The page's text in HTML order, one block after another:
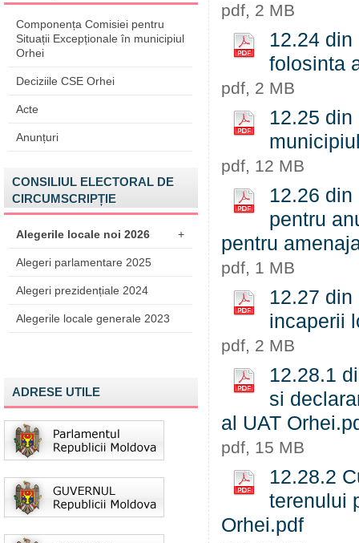
Componența Comisiei pentru
Situații Excepționale în municipiul
Orhei
Deciziile CSE Orhei
Acte
Anunțuri
CONSILIUL ELECTORAL DE
CIRCUMSCRIPȚIE
Alegerile locale noi 2026 +
Alegeri parlamentare 2025
Alegeri prezidențiale 2024
Alegerile locale generale 2023
ADRESE UTILE
pdf, 2 MB
12.24
folosinta
pdf, 2 MB
12.25
pdf, 12 MB
12.26
pentru
pentru
pdf, 1 MB
12.27
incaperii
pdf, 2 MB
12.28.1
si
al UAT
pdf, 15 MB
12.28.2
terenului
Orhei.pdf